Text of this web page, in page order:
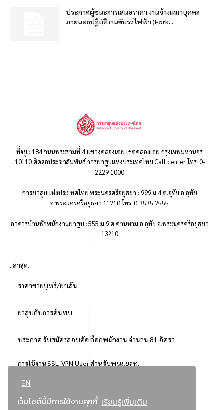
EN
เว็บไซต์นี้มีการใช้งานคุกกี้ เรียนรู้เพิ่มเติม
ประกาศผู้ชนะการเสนอราคา งานจ้างเหมาบุคคล
ภายนอกปฏิบัติงานขับรถไฟฟ้า (Fork...
ที่อยู่ : 184 ถนนพระรามที่ 4 แขวงคลองเตย เขตคลองเตย กรุงเทพมหานคร
10110 ติดต่อประชาสัมพันธ์ การยาสูบแห่งประเทศไทย Call center โทร. 0-
2229-1000
การยาสูบแห่งประเทศไทย พระนครศรีอยุธยา : 999 ม.4 ต.อุทัย อ.อุทัย
จ.พระนครศรีอยุธยา 13210 โทร. 0-3535-2555
อาคารบ้านพักพนักงานยาสูบ : 555 ม.9 ต.คานหาม อ.อุทัย จ.พระนครศรีอยุธยา
13210
..ล่าสุด..
ราคาขายบุหรี่/ยาเส้น
ยาสูบกับการค้นพบ
ประกาศ รับสมัครสอบคัดเลือกพนักงาน จำนวน 81 อัตรา
การใช้งาน SSL-VPN User สำหรับพนง.ยสท.
..ยอดนิยม..